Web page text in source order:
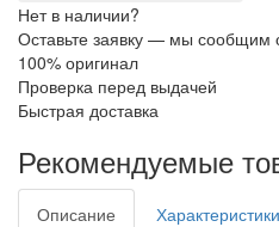
Нет в наличии?
Оставьте заявку — мы сообщим
100% оригинал
Проверка перед выдачей
Быстрая доставка
Рекомендуемые
Описание
Характеристики